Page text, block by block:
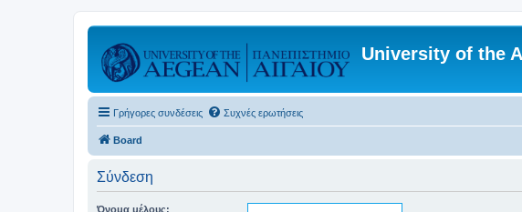
University of the
Γρήγορες συνδέσεις Συχνές ερωτήσεις
Board
Σύνδεση
Όνομα μέλους: